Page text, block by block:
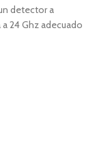
detector a
24 Ghz adecuado